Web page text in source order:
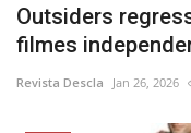
Outsiders
filmes
Revista Descla Jan 26, 2026